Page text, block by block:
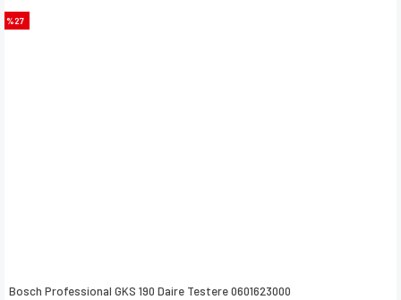
%27
Bosch Professional GKS 190 Daire Testere 0601623000